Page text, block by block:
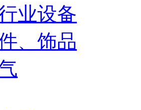
业设备
、饰品